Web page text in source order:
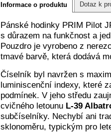
Informace o produktu Dotaz k
Pánské hodinky PRIM Pilot
s důrazem na funkčnost a
Pouzdro je vyrobeno z
tmavé barvě, která dodává
Číselník byl navržen s
luminiscenční indexy, které
podmínek. V jeho středu
cvičného letounu L-39
subčíselníky. Nechybí ani
sklonoměru, typickým pro